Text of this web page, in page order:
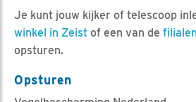
Je kunt jouw kijker of telescoop
winkel in Zeist of een van de
opsturen.
Opsturen